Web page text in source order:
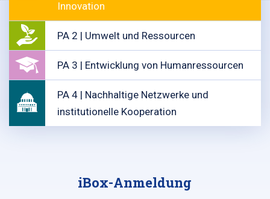
Innovation
PA 2 | Umwelt und Ressourcen
PA 3 | Entwicklung von Humanressourcen
PA 4 | Nachhaltige Netzwerke und
institutionelle Kooperation
iBox-Anmeldung